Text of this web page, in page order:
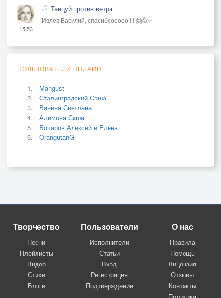
15:53
Танцуй против ветра
Ивлев Василий, спасибоооооо!!!! 🤗👍✨
ПОЛЬЗОВАТЕЛИ ОНЛАЙН
Mangust
Сталинградский Саша
Ванина Светлана
Алимова Саша
Бочаров Алексей и Елена
OrangutanG
Творчество
Песни
Плейлисты
Видео
Стихи
Блоги
Пользователи
Исполнители
Статьи
Вход
Регистрация
Подтверждение
О нас
Правила
Помощь
Лицензия
Отзывы
Контакты